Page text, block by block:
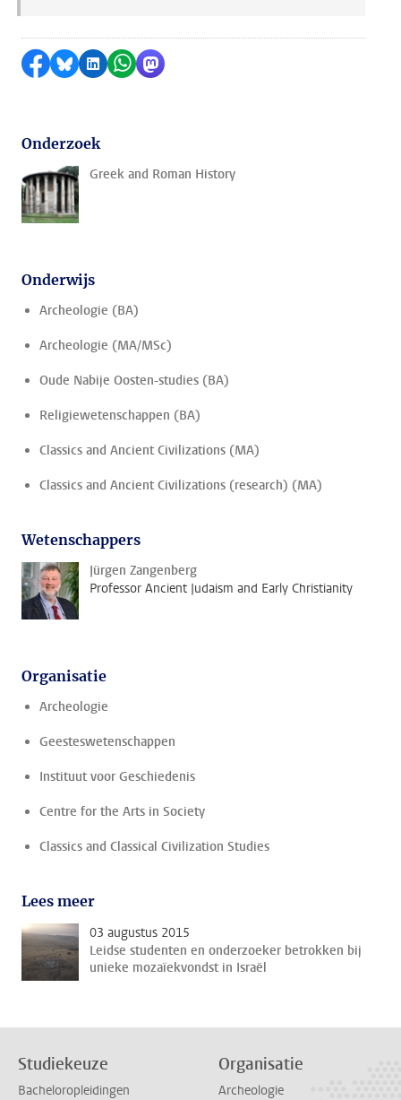
Delen op Facebook
Delen via Bluesky
Delen op LinkedIn
Delen via WhatsApp
Delen via Mastodon
Onderzoek
Greek and Roman History
Onderwijs
Archeologie (BA)
Archeologie (MA/MSc)
Oude Nabije Oosten-studies (BA)
Religiewetenschappen (BA)
Classics and Ancient Civilizations (MA)
Classics and Ancient Civilizations (research) (MA)
Wetenschappers
Jürgen Zangenberg
Professor Ancient Judaism and Early Christianity
Organisatie
Archeologie
Geesteswetenschappen
Instituut voor Geschiedenis
Centre for the Arts in Society
Classics and Classical Civilization Studies
Lees meer
03 augustus 2015
Leidse studenten en onderzoeker betrokken bij
unieke mozaïekvondst in Israël
Studiekeuze
Bacheloropleidingen
Organisatie
Archeologie